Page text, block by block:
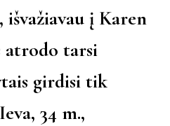
į Karen
atrodo tarsi
girdisi tik
Ieva, 34 m.,